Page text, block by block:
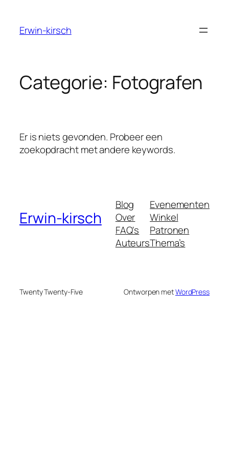
Erwin-kirsch
Categorie: Fotografen
Er is niets gevonden. Probeer een
zoekopdracht met andere keywords.
Erwin-kirsch
Blog
Over
FAQ's
Auteurs
Evenementen
Winkel
Patronen
Thema’s
Twenty Twenty-Five Ontworpen metWordPress